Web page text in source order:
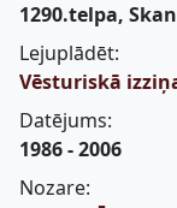
1290.telpa,
Lejuplādēt:
Vēsturiskā
Datējums:
1986 - 2006
Nozare: